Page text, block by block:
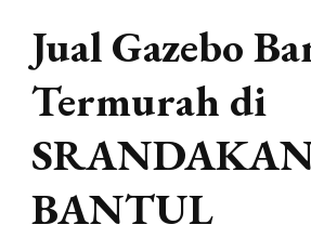
Jual Gazebo
Termurah di
BANTUL